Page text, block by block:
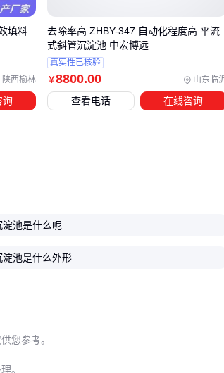
理效率与全生命周期成本，重点关注水质
能力。水平管沉淀池与
匹配你的核心需求。
陕西榆林
填料
询
￥8800.00 山东临
去除率高 ZHBY-347 自动化程度高 平流
式斜管沉淀池 中宏博远
真实性已核验
查看电话 在线咨询
淀池是什么呢
淀池是什么外形
您参考。
。